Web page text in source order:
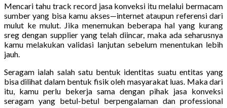
Mencari tahu track record jasa konveksi itu melalui bermacam
sumber yang bisa kamu akses—internet ataupun referensi dari
mulut ke mulut. Jika menemukan beberapa hal yang kurang
sreg dengan supplier yang telah diincar, maka ada seharusnya
kamu melakukan validasi lanjutan sebelum menentukan lebih
jauh.
Seragam ialah salah satu bentuk identitas suatu entitas yang
bisa dilihat dalam bentuk fisik oleh masyarakat luas. Maka dari
itu, kamu perlu bekerja sama dengan pihak jasa konveksi
seragam yang betul-betul berpengalaman dan professional